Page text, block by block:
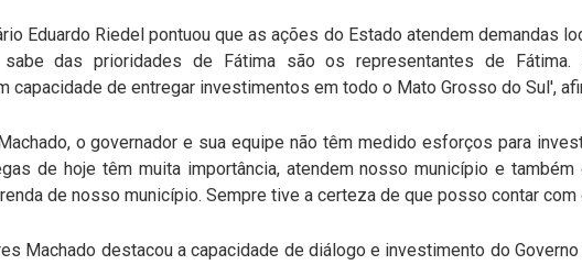
Eduardo Riedel pontuou que as ações do Estado atendem demandas
sabe das prioridades de Fátima são os representantes de
capacidade de entregar investimentos em todo o Mato Grosso do Sul',
o governador e sua equipe não têm medido esforços para
de hoje têm muita importância, atendem nosso município e
de nosso município. Sempre tive a certeza de que posso contar com
Machado destacou a capacidade de diálogo e investimento do